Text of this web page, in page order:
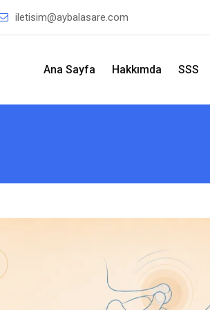
iletisim@aybalasare.com
Ana Sayfa Hakkımda SSS